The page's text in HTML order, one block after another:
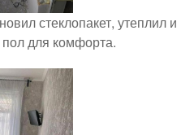
стеклопакет, утеплил и
для комфорта.